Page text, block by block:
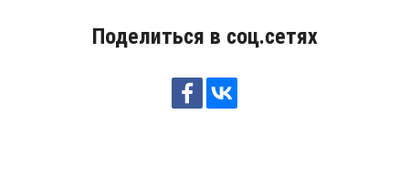
Поделиться в соц.сетях